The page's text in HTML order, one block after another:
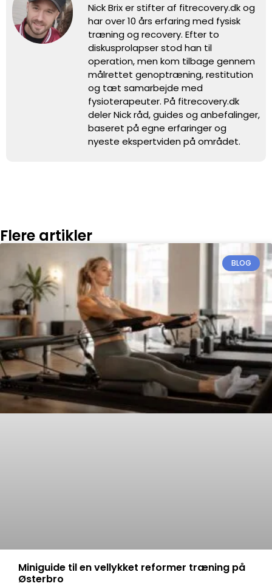
Nick Brix er stifter af fitrecovery.dk og
har over 10 års erfaring med fysisk
træning og recovery. Efter to
diskusprolapser stod han til
operation, men kom tilbage gennem
målrettet genoptræning, restitution
og tæt samarbejde med
fysioterapeuter. På fitrecovery.dk
deler Nick råd, guides og anbefalinger,
baseret på egne erfaringer og
nyeste ekspertviden på området.
Flere artikler
BLOG
Miniguide til en vellykket reformer træning på
Østerbro